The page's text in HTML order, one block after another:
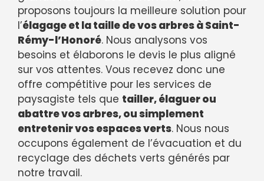
proposons toujours la meilleure solution pour
l’élagage et la taille de vos arbres à Saint-
Rémy-l’Honoré. Nous analysons vos
besoins et élaborons le devis le plus aligné
sur vos attentes. Vous recevez donc une
offre compétitive pour les services de
paysagiste tels que tailler, élaguer ou
abattre vos arbres, ou simplement
entretenir vos espaces verts. Nous nous
occupons également de l’évacuation et du
recyclage des déchets verts générés par
notre travail.